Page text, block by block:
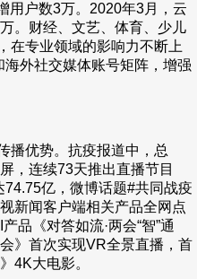
用户数3万。2020年3月，云
。财经、文艺、体育、少儿
在专业领域的影响力不断上
海外社交媒体账号矩阵，增强
优势。抗疫报道中，总
，连续73天推出直播节目
74.75亿，微博话题#共同战疫
新闻客户端相关产品全网点
品《对答如流·两会“智”通
》首次实现VR全景直播，首
4K大电影。